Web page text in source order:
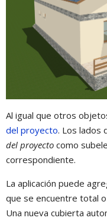
Al igual que otros
del proyecto. Los lados
del proyecto como
correspondiente.
La aplicación puede
que se encuentre total
Una nueva cubierta